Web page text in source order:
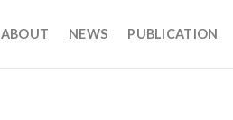
ABOUT NEWS PUBLICATION